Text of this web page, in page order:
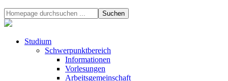
Studium
Schwerpunktbereich
Informationen
Vorlesungen
Arbeitsgemeinschaft